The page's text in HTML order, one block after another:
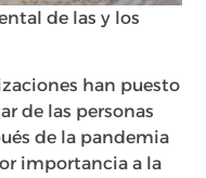
de las y los
han puesto
de las personas
de la pandemia
importancia a la